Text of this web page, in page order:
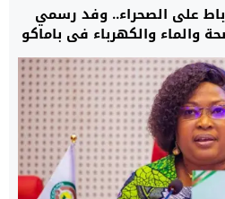
على الصحراء.. وفد رسمي
والماء والكهرباء في باماكو
من التعاون